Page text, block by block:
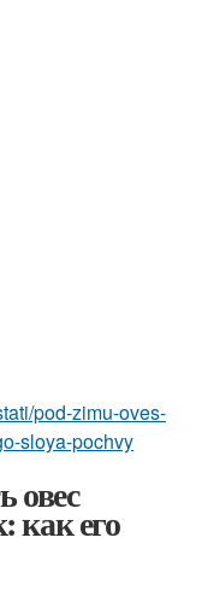
pod-zimu-oves-
sloya-pochvy
овес
как его